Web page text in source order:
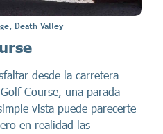
Death Valley
desde la carretera
Course, una parada
vista puede parecerte
en realidad las